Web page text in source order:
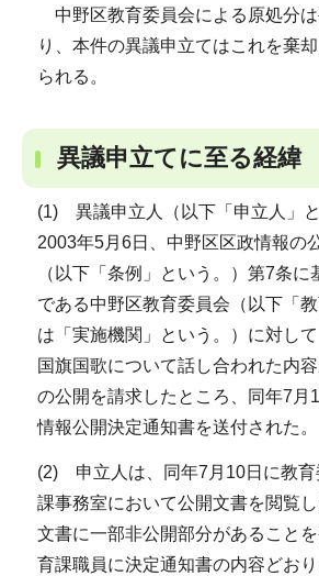
中野区教育委員会による原処分
り、本件の異議申立てはこれを棄
られる。
異議申立てに至る経緯
(1) 異議申立人（以下「申立人」と
2003年5月6日、中野区区政情報の
（以下「条例」という。）第7条に
である中野区教育委員会（以下「
は「実施機関」という。）に対し
国旗国歌について話し合われた内容
の公開を請求したところ、同年7月
情報公開決定通知書を送付された。
(2) 申立人は、同年7月10日に教育
課事務室において公開文書を閲覧
文書に一部非公開部分があること
育課職員に決定通知書の内容どお